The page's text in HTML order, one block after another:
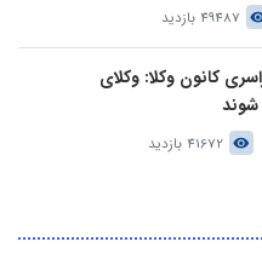
49487 بازدید
کانون وکلا: وکلای
شوند
41672 بازدید